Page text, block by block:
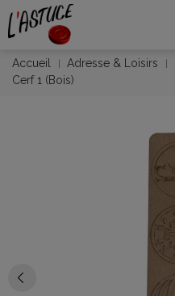
Accueil Adresse & Loisirs
Cerf 1 (Bois)